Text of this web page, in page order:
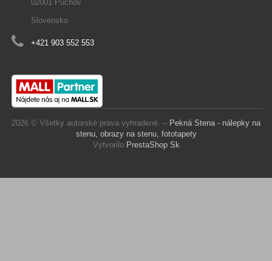
2026 © Všetky autorské práva vyhradené. – Pekná Stena - nálepky na
stenu, obrazy na stenu, fototapety
Vytvorilo PrestaShop Sk
02001 Púchov
Slovensko
+421 903 552 553